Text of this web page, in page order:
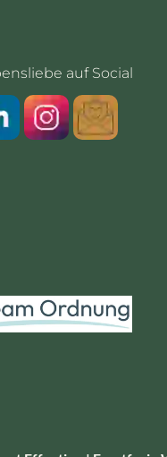
auf Social